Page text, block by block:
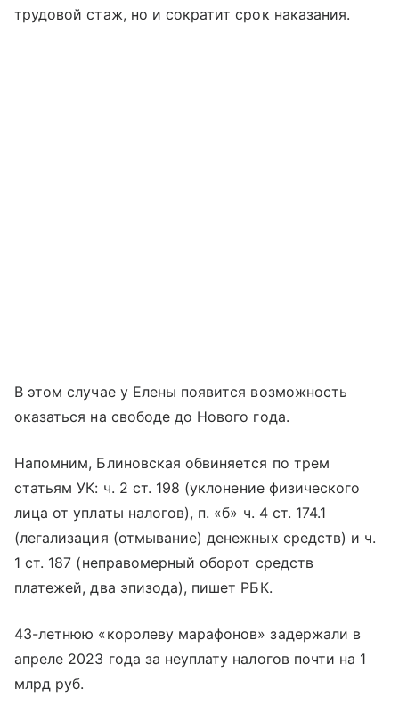
трудовой стаж, но и сократит срок наказания.
В этом случае у Елены появится возможность
оказаться на свободе до Нового года.
Напомним, Блиновская обвиняется по трем
статьям УК: ч. 2 ст. 198 (уклонение физического
лица от уплаты налогов), п. «б» ч. 4 ст. 174.1
(легализация (отмывание) денежных средств) и ч.
1 ст. 187 (неправомерный оборот средств
платежей, два эпизода), пишет РБК.
43-летнюю «королеву марафонов» задержали в
апреле 2023 года за неуплату налогов почти на 1
млрд руб.